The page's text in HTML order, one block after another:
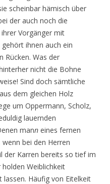
scheinbar hämisch über
der auch noch die
Vorgänger mit
ihnen auch ein
Rücken. Was der
nicht die Bohne
Sind doch sämtliche
dem gleichen Holz
um Oppermann, Scholz,
lauernden
mann eines fernen
bei den Herren
der Karren bereits so tief im
Weiblichkeit
Häufig von Eitelkeit